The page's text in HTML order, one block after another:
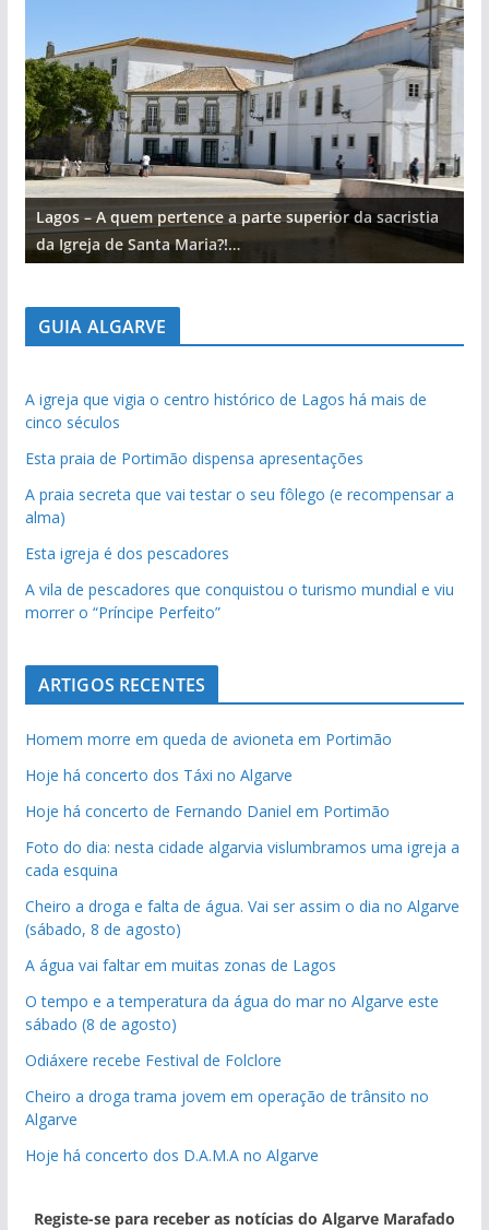
Lagos – A quem pertence a parte superior da sacristia
da Igreja de Santa Maria?!…
GUIA ALGARVE
A igreja que vigia o centro histórico de Lagos há mais de
cinco séculos
Esta praia de Portimão dispensa apresentações
A praia secreta que vai testar o seu fôlego (e recompensar a
alma)
Esta igreja é dos pescadores
A vila de pescadores que conquistou o turismo mundial e viu
morrer o “Príncipe Perfeito”
ARTIGOS RECENTES
Homem morre em queda de avioneta em Portimão
Hoje há concerto dos Táxi no Algarve
Hoje há concerto de Fernando Daniel em Portimão
Foto do dia: nesta cidade algarvia vislumbramos uma igreja a
cada esquina
Cheiro a droga e falta de água. Vai ser assim o dia no Algarve
(sábado, 8 de agosto)
A água vai faltar em muitas zonas de Lagos
O tempo e a temperatura da água do mar no Algarve este
sábado (8 de agosto)
Odiáxere recebe Festival de Folclore
Cheiro a droga trama jovem em operação de trânsito no
Algarve
Hoje há concerto dos D.A.M.A no Algarve
Registe-se para receber as notícias do Algarve Marafado